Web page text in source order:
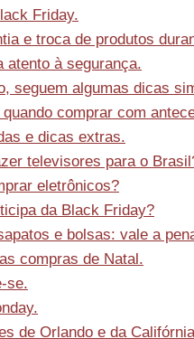
Friday.
e troca de produtos
atento à segurança.
seguem algumas dicas
comprar com
e dicas extras.
televisores para o
eletrônicos?
da Black Friday?
e bolsas: vale a
compras de Natal.
se.
de Orlando e da